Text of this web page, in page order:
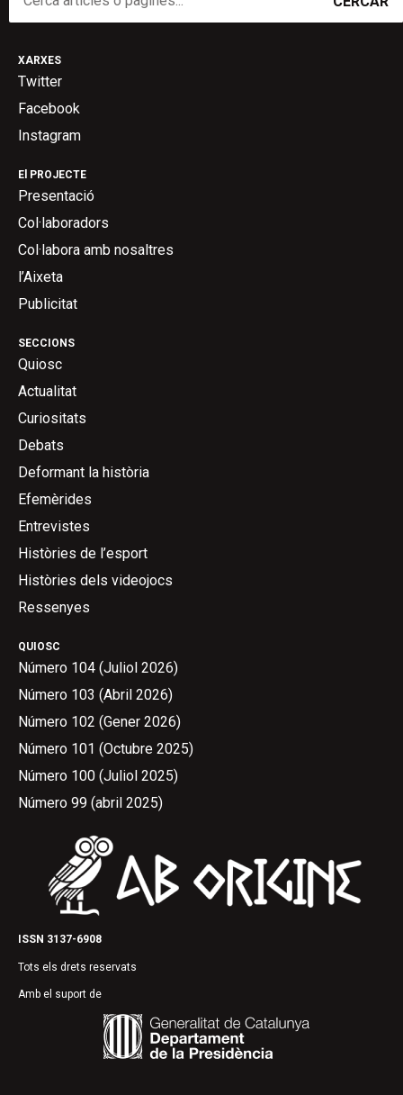
ISSN 3137-6908
Tots els drets reservats
Amb el suport de
QUIOSC
Número 104 (Juliol 2026)
Número 103 (Abril 2026)
Número 102 (Gener 2026)
Número 101 (Octubre 2025)
Número 100 (Juliol 2025)
Número 99 (abril 2025)
SECCIONS
Quiosc
Actualitat
Curiositats
Debats
Deformant la història
Efemèrides
Entrevistes
Històries de l’esport
Històries dels videojocs
Ressenyes
El PROJECTE
Presentació
Col·laboradors
Col·labora amb nosaltres
l’Aixeta
Publicitat
XARXES
Twitter
Facebook
Instagram